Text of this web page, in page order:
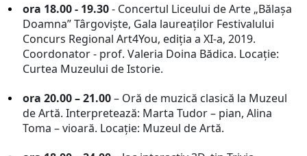
ora 18.00 - 19.30- Concertul Liceului de Arte „Bălaşa
Doamna” Târgovişte, Gala laureaţilor Festivalului
Concurs Regional Art4You, ediţia a XI-a, 2019.
Coordonator - prof. Valeria Doina Bădica. Locaţie:
Curtea Muzeului de Istorie.
ora 20.00 – 21.00– Oră de muzică clasică la Muzeul
de Artă. Interpretează: Marta Tudor – pian, Alina
Toma – vioară. Locaţie: Muzeul de Artă.